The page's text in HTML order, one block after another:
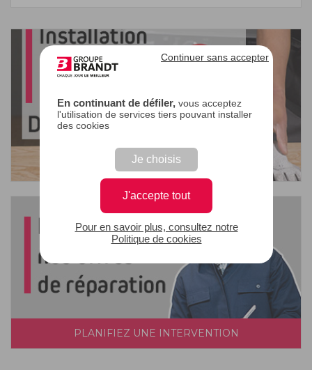
En continuant de défiler,vous acceptez
l'utilisation de services tiers pouvant installer
des cookies
Je choisis
J'accepte tout
Continuer sans accepter
Pour en savoir plus, consultez notre
Politique de cookies
PLANIFIEZ UNE INTERVENTION